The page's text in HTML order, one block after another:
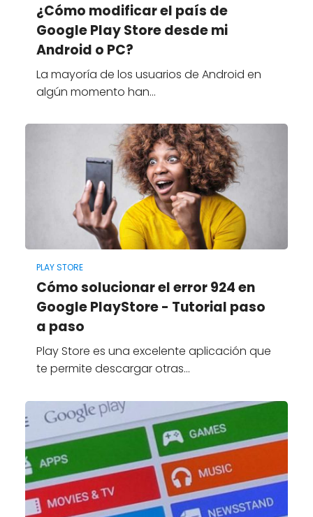
¿Cómo modificar el país de
Google Play Store desde mi
Android o PC?
La mayoría de los usuarios de Android en
algún momento han…
PLAY STORE
Cómo solucionar el error 924 en
Google PlayStore - Tutorial paso
a paso
Play Store es una excelente aplicación que
te permite descargar otras…